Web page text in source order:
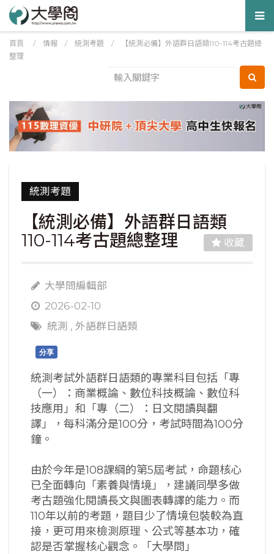
首頁 / 情報 / 統測考題 /
【統測必備】外語群日語類110-114考古題總
整理
統測考題
【統測必備】外語群日語類
110-114考古題總整理
收藏
大學問編輯部
2026-02-10
統測 , 外語群日語類
分享
統測考試外語群日語類的專業科目包括「專
（一）：商業概論、數位科技概論、數位科
技應用」和「專（二）：日文閱讀與翻
譯」，每科滿分是100分，考試時間為100分
鐘。
由於今年是108課綱的第5屆考試，命題核心
已全面轉向「素養與情境」，建議同學多做
考古題強化閱讀長文與圖表轉譯的能力。而
110年以前的考題，題目少了情境包裝較為直
接，更可用來檢測原理、公式等基本功，確
認是否掌握核心觀念。「大學問」